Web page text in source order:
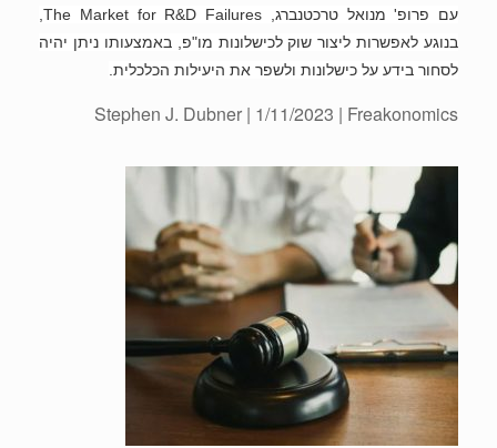
בנוגע לאפשרות ליצור שוק לכישלונות מו"פ, באמצעותו ניתן יהיה
לסחור בידע על כישלונות ולשפר את היעילות הכלכלית.
Stephen J. Dubner | 1/11/2023 | Freakonomics